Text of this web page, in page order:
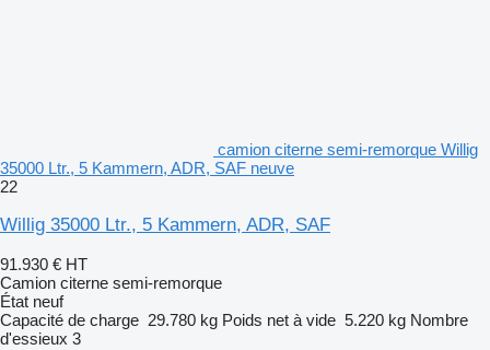
camion citerne semi-remorque Willig
35000 Ltr., 5 Kammern, ADR, SAF neuve
22
Willig 35000 Ltr., 5 Kammern, ADR, SAF
91.930 € HT
Camion citerne semi-remorque
État neuf
Capacité de charge 29.780 kg Poids net à vide 5.220 kg Nombre
d'essieux 3